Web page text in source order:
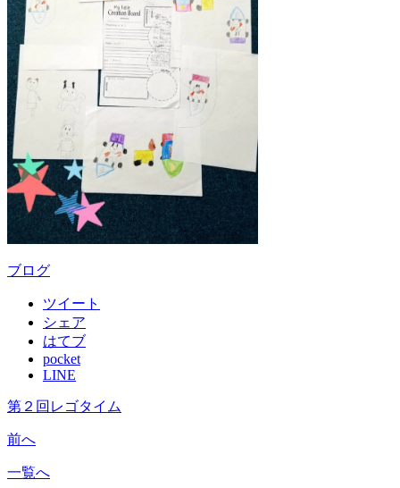
ブログ
ツイート
シェア
はてブ
pocket
LINE
第２回レゴタイム
前へ
一覧へ